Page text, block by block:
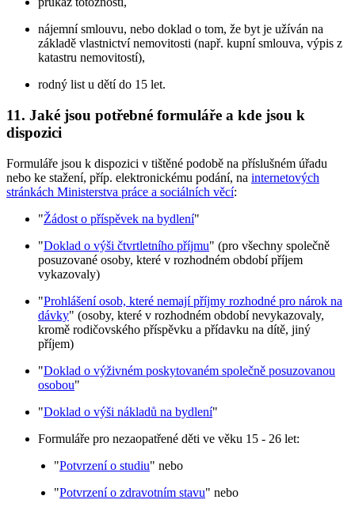
nájemní smlouvu, nebo doklad o tom, že byt je užíván na
základě vlastnictví nemovitosti (např. kupní smlouva, výpis z
katastru nemovitostí),
rodný list u dětí do 15 let.
11. Jaké jsou potřebné formuláře a kde jsou k
dispozici
Formuláře jsou k dispozici v tištěné podobě na příslušném úřadu
nebo ke stažení, příp. elektronickému podání, na internetových
stránkách Ministerstva práce a sociálních věcí:
"Žádost o příspěvek na bydlení"
"Doklad o výši čtvrtletního příjmu" (pro všechny společně
posuzované osoby, které v rozhodném období příjem
vykazovaly)
"Prohlášení osob, které nemají příjmy rozhodné pro nárok na
dávky" (osoby, které v rozhodném období nevykazovaly,
kromě rodičovského příspěvku a přídavku na dítě, jiný
příjem)
"Doklad o výživném poskytovaném společně posuzovanou
osobou"
"Doklad o výši nákladů na bydlení"
Formuláře pro nezaopatřené děti ve věku 15 - 26 let:
"Potvrzení o studiu" nebo
"Potvrzení o zdravotním stavu" nebo